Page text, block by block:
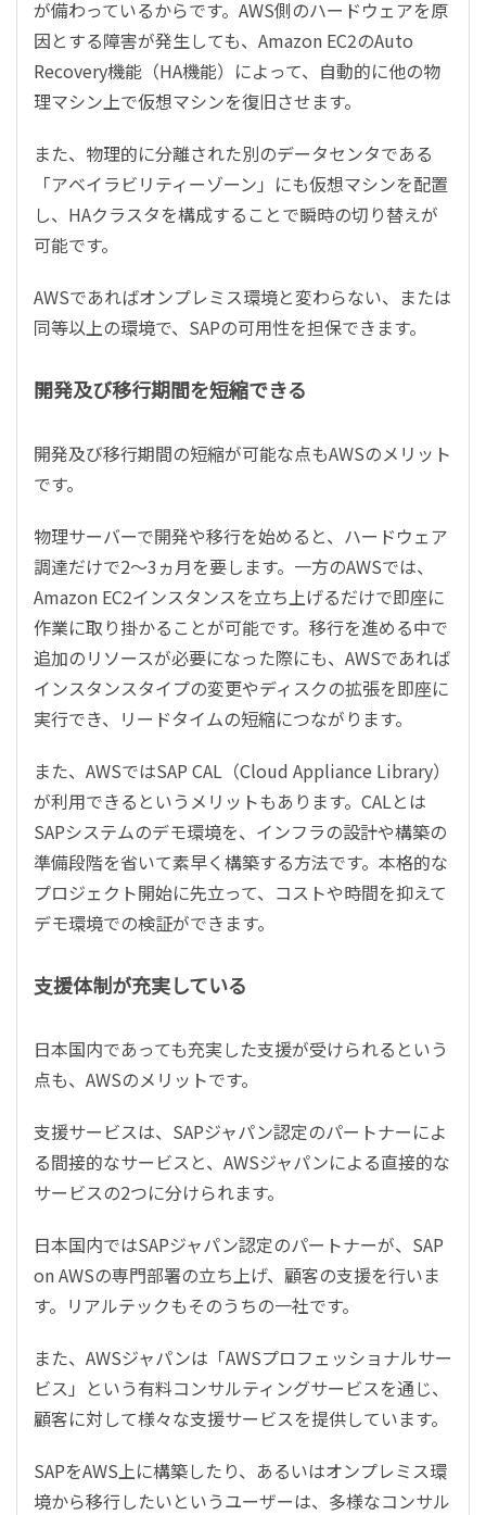
が備わっているからです。AWS側のハードウェアを原
因とする障害が発生しても、Amazon EC2のAuto
Recovery機能（HA機能）によって、自動的に他の物
理マシン上で仮想マシンを復旧させます。
また、物理的に分離された別のデータセンタである
「アベイラビリティーゾーン」にも仮想マシンを配置
し、HAクラスタを構成することで瞬時の切り替えが
可能です。
AWSであればオンプレミス環境と変わらない、または
同等以上の環境で、SAPの可用性を担保できます。
開発及び移行期間を短縮できる
開発及び移行期間の短縮が可能な点もAWSのメリット
です。
物理サーバーで開発や移行を始めると、ハードウェア
調達だけで2～3ヵ月を要します。一方のAWSでは、
Amazon EC2インスタンスを立ち上げるだけで即座に
作業に取り掛かることが可能です。移行を進める中で
追加のリソースが必要になった際にも、AWSであれば
インスタンスタイプの変更やディスクの拡張を即座に
実行でき、リードタイムの短縮につながります。
また、AWSではSAP CAL（Cloud Appliance Library）
が利用できるというメリットもあります。CALとは
SAPシステムのデモ環境を、インフラの設計や構築の
準備段階を省いて素早く構築する方法です。本格的な
プロジェクト開始に先立って、コストや時間を抑えて
デモ環境での検証ができます。
支援体制が充実している
日本国内であっても充実した支援が受けられるという
点も、AWSのメリットです。
支援サービスは、SAPジャパン認定のパートナーによ
る間接的なサービスと、AWSジャパンによる直接的な
サービスの2つに分けられます。
日本国内ではSAPジャパン認定のパートナーが、SAP
on AWSの専門部署の立ち上げ、顧客の支援を行いま
す。リアルテックもそのうちの一社です。
また、AWSジャパンは「AWSプロフェッショナルサー
ビス」という有料コンサルティングサービスを通じ、
顧客に対して様々な支援サービスを提供しています。
SAPをAWS上に構築したり、あるいはオンプレミス環
境から移行したいというユーザーは、多様なコンサル